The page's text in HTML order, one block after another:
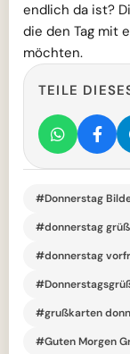
endlich da ist?
die den Tag mit
möchten.
TEILE
#Donnerstag
#donnerstag
#donnerstag
#grußkarten
#Guten Morgen